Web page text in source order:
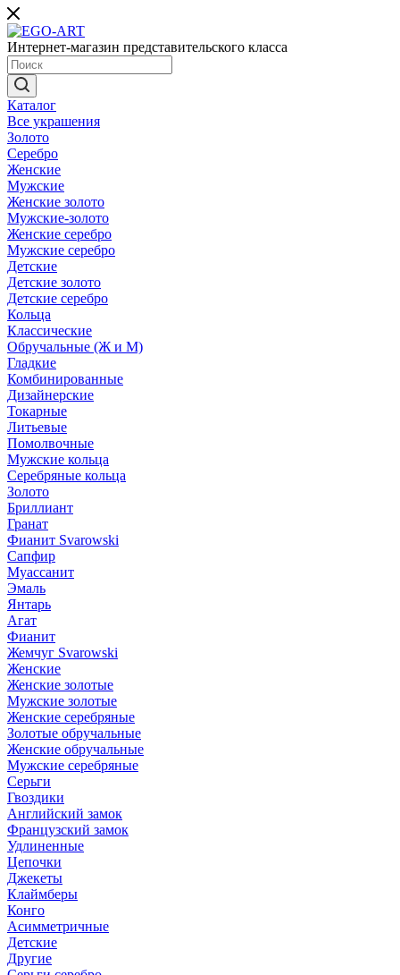
Интернет-магазин представительского класса
Каталог
Все украшения
Золото
Серебро
Женские
Мужские
Женские золото
Мужские-золото
Женские серебро
Мужские серебро
Детские
Детские золото
Детские серебро
Кольца
Классические
Обручальные (Ж и М)
Гладкие
Комбинированные
Дизайнерские
Токарные
Литьевые
Помолвочные
Мужские кольца
Серебряные кольца
Золото
Бриллиант
Гранат
Фианит Svarowski
Сапфир
Муассанит
Эмаль
Янтарь
Агат
Фианит
Жемчуг Svarowski
Женские
Женские золотые
Мужские золотые
Женские серебряные
Золотые обручальные
Женские обручальные
Мужские серебряные
Серьги
Гвоздики
Английский замок
Французский замок
Удлиненные
Цепочки
Джекеты
Клаймберы
Конго
Асимметричные
Детские
Другие